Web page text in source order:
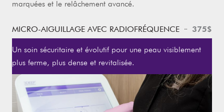
marquées et le relâchement avancé.
MICRO-AIGUILLAGE AVEC RADIOFRÉQUENCE 375$
Un soin sécuritaire et évolutif pour une peau visiblement
plus ferme, plus dense et revitalisée.